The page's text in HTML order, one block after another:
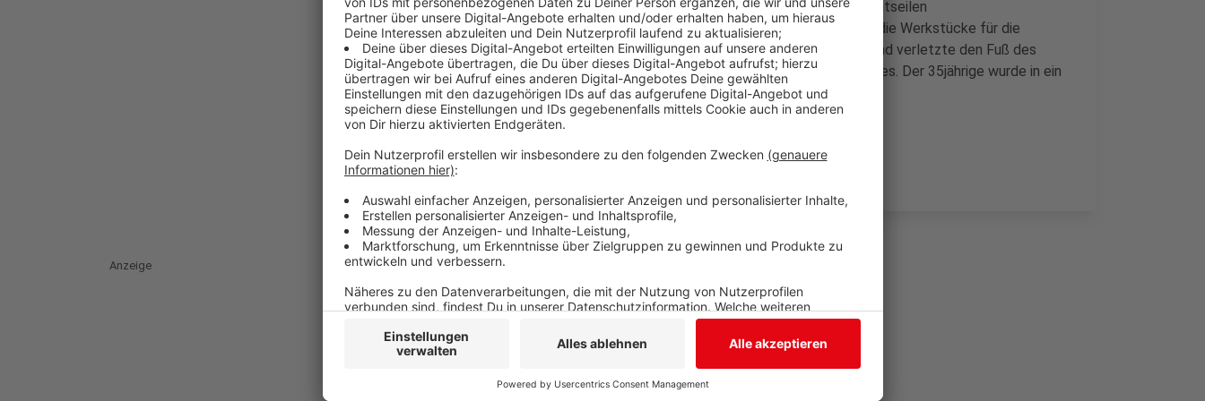
mitgeteilt hat, ereignete sich der Unfall, als der Mann ein mit Drahtseilen
zusammengehaltenes Paket mit Stahlträgern öffnen wollte, um die Werkstücke für die
Reinigungsbeize vorzubereiten. Einer der Stahlträger schlug um und verletzte den Fuß des
Arbeiters. Zudem steckte ein Bolzen im Unterschenkel des Mannes. Der 35jährige wurde in ein
Krankenhaus eingeliefert.
Anzeige
Anzeige